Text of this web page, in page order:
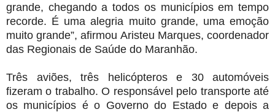
grande, chegando a todos os municípios em tempo
recorde. É uma alegria muito grande, uma emoção
muito grande”, afirmou Aristeu Marques, coordenador
das Regionais de Saúde do Maranhão.
Três aviões, três helicópteros e 30 automóveis
fizeram o trabalho. O responsável pelo transporte até
os municípios é o Governo do Estado e depois a